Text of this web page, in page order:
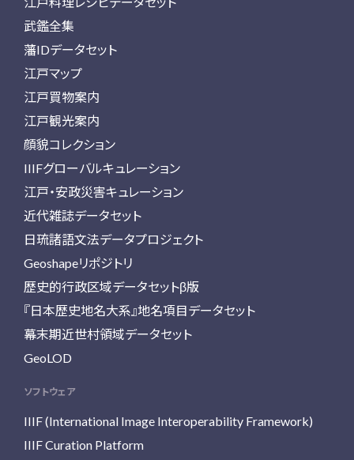
武鑑全集
藩IDデータセット
江戸マップ
江戸買物案内
江戸観光案内
顔貌コレクション
IIIFグローバルキュレーション
江戸・安政災害キュレーション
近代雑誌データセット
日琉諸語文法データプロジェクト
Geoshapeリポジトリ
歴史的行政区域データセットβ版
『日本歴史地名大系』地名項目データセット
幕末期近世村領域データセット
GeoLOD
ソフトウェア
IIIF (International Image Interoperability Framework)
IIIF Curation Platform